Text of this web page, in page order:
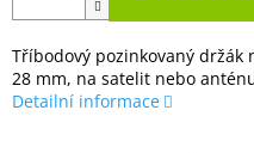
Tříbodový pozinkovaný
28 mm, na satelit nebo
Detailní informace